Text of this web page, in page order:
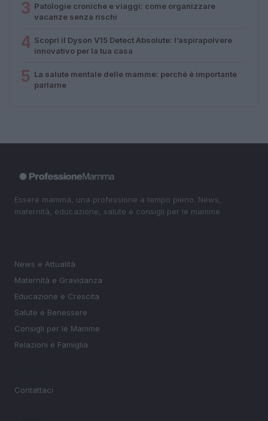
3 Patologie croniche e viaggi: come organizzare
vacanze senza rischi
4 Scopri il Dyson V15 Detect Absolute: l’aspirapolvere
innovativo per la tua casa
5 La salute mentale delle mamme: perché è importante
parlarne
Essere mamma, una professione a tempo pieno. News,
maternità, educazione, salute e consigli per le mamme.
News e Attualità
Maternità e Gravidanza
Educazione e Crescita
Salute e Benessere
Consigli per le Mamme
Relazioni e Famiglia
Contattaci